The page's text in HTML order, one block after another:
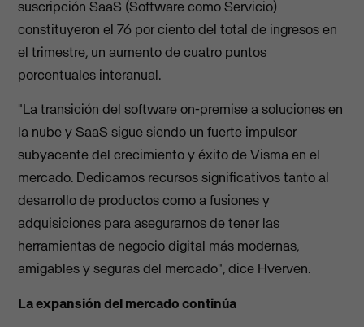
suscripción SaaS (Software como Servicio)
constituyeron el 76 por ciento del total de ingresos en
el trimestre, un aumento de cuatro puntos
porcentuales interanual.
"La transición del software on-premise a soluciones en
la nube y SaaS sigue siendo un fuerte impulsor
subyacente del crecimiento y éxito de Visma en el
mercado. Dedicamos recursos significativos tanto al
desarrollo de productos como a fusiones y
adquisiciones para asegurarnos de tener las
herramientas de negocio digital más modernas,
amigables y seguras del mercado", dice Hverven.
La expansión del mercado continúa